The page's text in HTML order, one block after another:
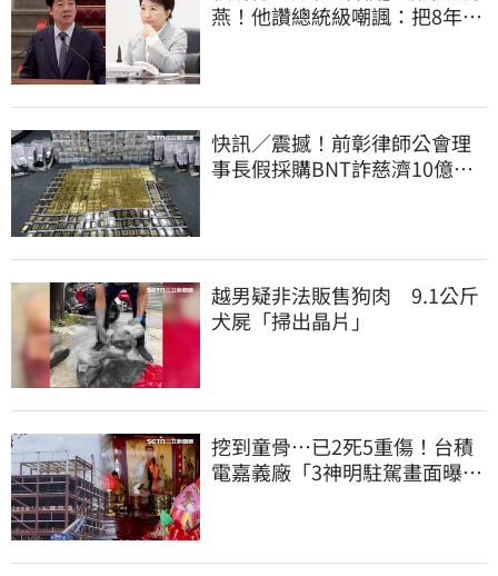
燕！他讚總統級嘲諷：把8年總
快訊／震撼！前彰律師公會理
事長假採購BNT詐慈濟10億、
越男疑非法販售狗肉 9.1公斤
犬屍「掃出晶片」
挖到童骨…已2死5重傷！台積
電嘉義廠「3神明駐駕畫面曝